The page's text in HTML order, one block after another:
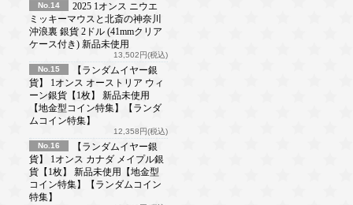
No.14
2025 1オンス ニウエ
ミッキーマウスと北斎の神奈川
沖浪裏 銀貨 2ドル (41mmクリア
ケース付き) 新品未使用
13,502円(税込)
No.15
【ランダムイヤー銀
貨】 1オンス オーストリア ウィ
ーン銀貨【1枚】 新品未使用
【地金型コイン特集】【ランダ
ムコイン特集】
12,358円(税込)
No.16
【ランダムイヤー銀
貨】 1オンス カナダ メイプル銀
貨【1枚】 新品未使用【地金型
コイン特集】【ランダムコイン
特集】